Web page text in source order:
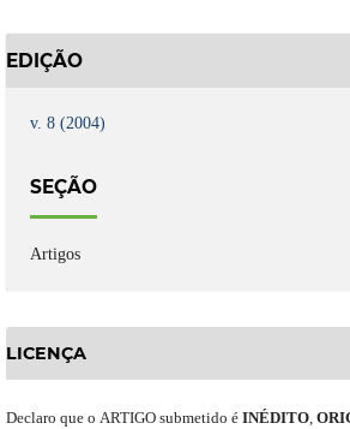
EDIÇÃO
v. 8 (2004)
SEÇÃO
Artigos
LICENÇA
Declaro que o ARTIGO submetido é INÉDITO,